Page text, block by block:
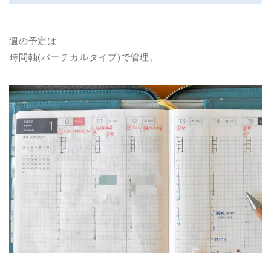
週の予定は
時間軸(バーチカルタイプ)で管理。